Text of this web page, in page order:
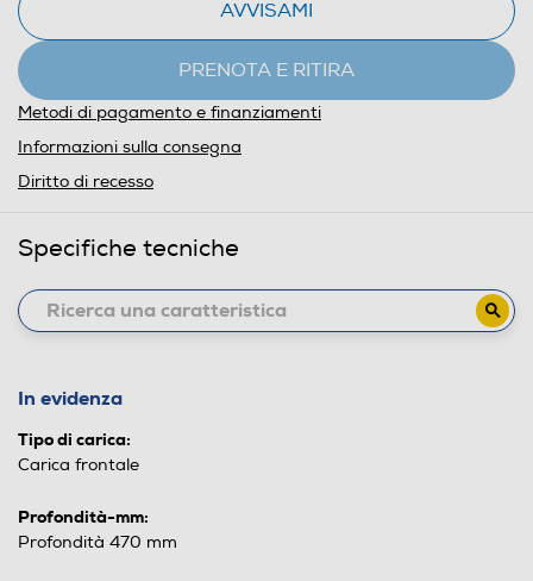
AVVISAMI
PRENOTA E RITIRA
Metodi di pagamento e finanziamenti
Informazioni sulla consegna
Diritto di recesso
Specifiche tecniche
In evidenza
Tipo di carica:
Carica frontale
Profondità-mm:
Profondità 470 mm